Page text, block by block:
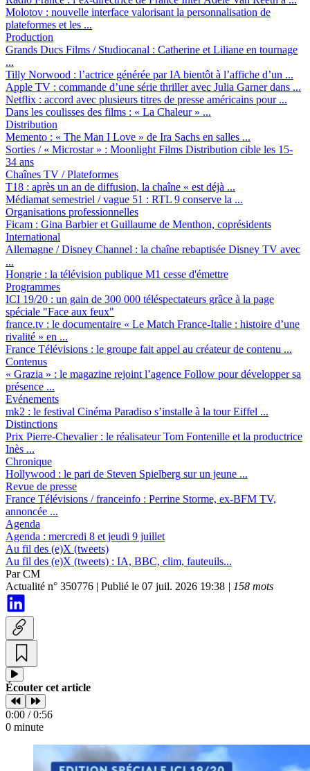
Molotov : nouvelle interface valorisant la personnalisation de
plateformes et les ...
Production
Grands Ducs Films / Studiocanal : Catherine et Liliane en tournage
...
Tilly Norwood : l’actrice générée par IA bientôt à l’affiche d’un ...
Apple TV : commande d’une série thriller avec Julia Garner dans ...
Netflix : accord avec plusieurs titres de presse américains pour ...
Dans les coulisses des films : « La Chaleur » ...
Distribution
Memento : « The Man I Love » de Ira Sachs en salles ...
Sorties / « Microstar » : Moonlight Films Distribution cible les 15-
34 ans
Chaînes TV / Plateformes
T18 : après un an de diffusion, la chaîne « est déjà ...
Médiamat semestriel / vague 51 : RTL 9 conserve la ...
Organisations professionnelles
Ficam : Gina Barbier et Guillaume de Menthon, coprésidents
International
Allemagne / Disney Channel : la chaîne rebaptisée Disney TV avec
...
Hongrie : la télévision publique M1 cesse d'émettre
Programmes
ICI 19/20 : un gain de 300 000 téléspectateurs grâce à la page
spéciale "Face aux feux"
france.tv : le documentaire « Le Match France-Italie : histoire d’une
rivalité » en ...
France Télévisions : le groupe fait appel au créateur de contenu ...
Contenus
« Grazia » : le magazine rejoint l’agence Follow pour développer sa
présence ...
Evénements
mk2 : le festival Cinéma Paradiso s’installe à la tour Eiffel ...
Distinctions
Prix Pierre-Chevalier : le réalisateur Tom Fontenille et la productrice
Inès ...
Chronique
Hollywood : le pari de Steven Spielberg sur un jeune ...
Revue de presse
France Télévisions / franceinfo : Perrine Storme, ex-BFM TV,
annoncée ...
Agenda
Agenda : mercredi 8 et jeudi 9 juillet
Au fil des (e)X (tweets)
Au fil des (e)X (tweets) : IA, BBC, clim, fauteuils...
ParCM
Actualité n° 350776 | Publié le 07 juil. 2026 19:38 | 158 mots
Écouter cet article
0:00 / 0:56
0 minute